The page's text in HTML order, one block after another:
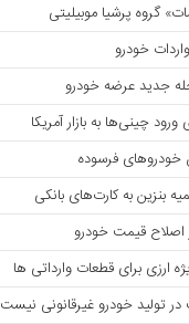
گروه پرشیا موبیلیتی
خودرو
جدید عرضه خودرو
ورود چینی‌ها به بازار آمریکا
خودروهای فرسوده
بنزین به کارت‌های بانکی
اصلاح قیمت خودرو
ارزی برای قطعات وارداتی ها
در تولید خودرو غیرقانونی نیست